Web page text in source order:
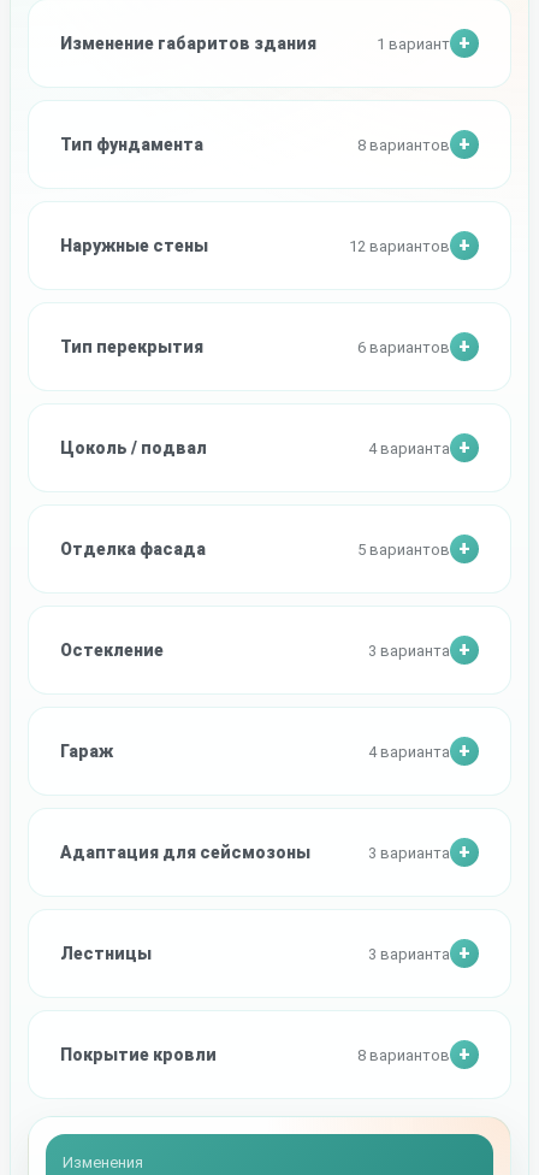
Изменение габаритов здания 1 вариант
Тип фундамента 8 вариантов
Наружные стены 12 вариантов
Тип перекрытия 6 вариантов
Цоколь / подвал 4 варианта
Отделка фасада 5 вариантов
Остекление 3 варианта
Гараж 4 варианта
Адаптация для сейсмозоны 3 варианта
Лестницы 3 варианта
Покрытие кровли 8 вариантов
Изменения